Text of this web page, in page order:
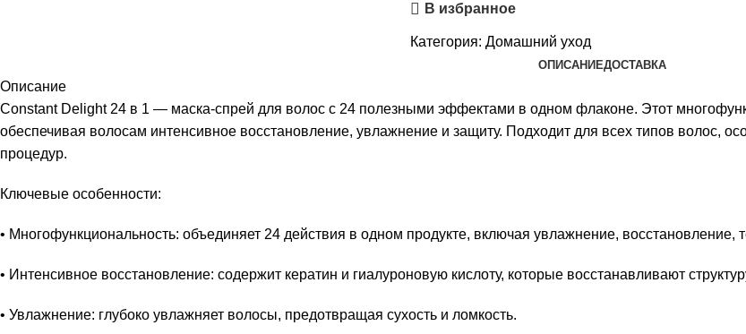
В избранное
Категория: Домашний уход
ОПИСАНИЕДОСТАВКА
Описание
Constant Delight 24 в 1 — маска-спрей для волос с 24 полезными эффектами в одном флаконе. Этот
обеспечивая волосам интенсивное восстановление, увлажнение и защиту. Подходит для всех типов волос,
процедур.
Ключевые особенности:
• Многофункциональность: объединяет 24 действия в одном продукте, включая увлажнение, восстановление,
• Интенсивное восстановление: содержит кератин и гиалуроновую кислоту, которые восстанавливают
• Увлажнение: глубоко увлажняет волосы, предотвращая сухость и ломкость.